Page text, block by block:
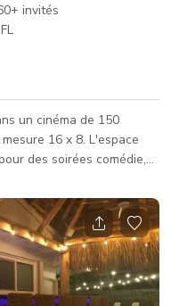
invités
un cinéma de 150
16 x 8. L'espace
des soirées comédie,
direct, etc. Veuillez
et samedis soirs, la
qu'après 22h pour
Les autres jours, les
varient. Veuillez
pour vérifier la